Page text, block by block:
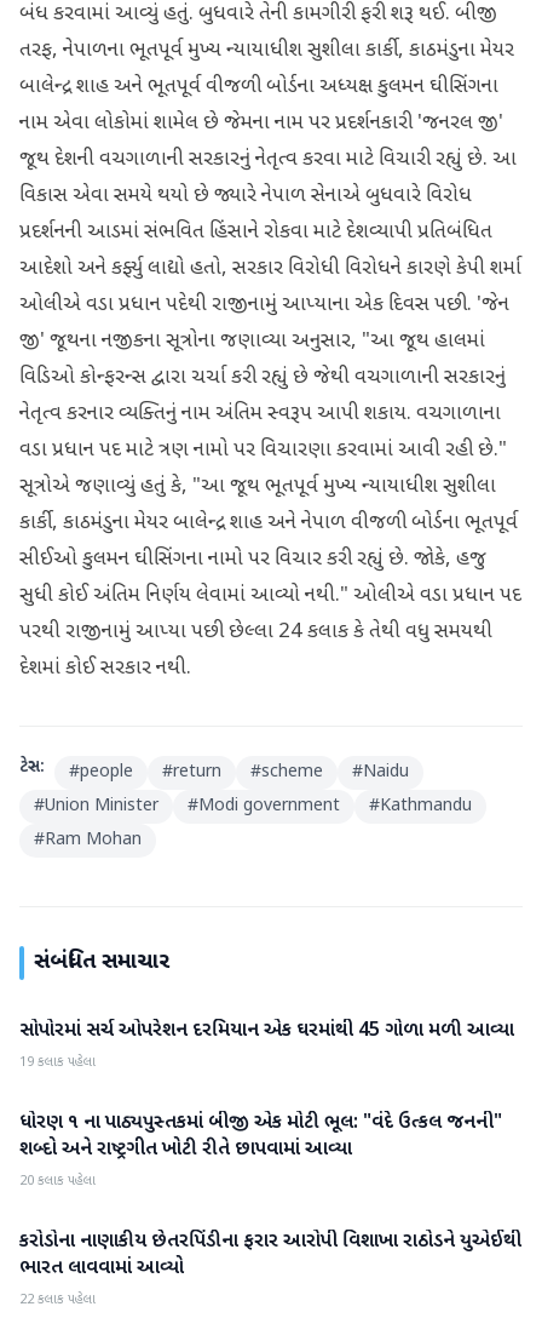
બંધ કરવામાં આવ્યું હતું. બુધવારે તેની કામગીરી ફરી શરૂ થઈ. બીજી
તરફ, નેપાળના ભૂતપૂર્વ મુખ્ય ન્યાયાધીશ સુશીલા કાર્કી, કાઠમંડુના મેયર
બાલેન્દ્ર શાહ અને ભૂતપૂર્વ વીજળી બોર્ડના અધ્યક્ષ કુલમન ઘીસિંગના
નામ એવા લોકોમાં શામેલ છે જેમના નામ પર પ્રદર્શનકારી 'જનરલ જી'
જૂથ દેશની વચગાળાની સરકારનું નેતૃત્વ કરવા માટે વિચારી રહ્યું છે. આ
વિકાસ એવા સમયે થયો છે જ્યારે નેપાળ સેનાએ બુધવારે વિરોધ
પ્રદર્શનની આડમાં સંભવિત હિંસાને રોકવા માટે દેશવ્યાપી પ્રતિબંધિત
આદેશો અને કર્ફ્યુ લાદ્યો હતો, સરકાર વિરોધી વિરોધને કારણે કેપી શર્મા
ઓલીએ વડા પ્રધાન પદેથી રાજીનામું આપ્યાના એક દિવસ પછી. 'જેન
જી' જૂથના નજીકના સૂત્રોના જણાવ્યા અનુસાર, "આ જૂથ હાલમાં
વિડિઓ કોન્ફરન્સ દ્વારા ચર્ચા કરી રહ્યું છે જેથી વચગાળાની સરકારનું
નેતૃત્વ કરનાર વ્યક્તિનું નામ અંતિમ સ્વરૂપ આપી શકાય. વચગાળાના
વડા પ્રધાન પદ માટે ત્રણ નામો પર વિચારણા કરવામાં આવી રહી છે."
સૂત્રોએ જણાવ્યું હતું કે, "આ જૂથ ભૂતપૂર્વ મુખ્ય ન્યાયાધીશ સુશીલા
કાર્કી, કાઠમંડુના મેયર બાલેન્દ્ર શાહ અને નેપાળ વીજળી બોર્ડના ભૂતપૂર્વ
સીઈઓ કુલમન ઘીસિંગના નામો પર વિચાર કરી રહ્યું છે. જોકે, હજુ
સુધી કોઈ અંતિમ નિર્ણય લેવામાં આવ્યો નથી." ઓલીએ વડા પ્રધાન પદ
પરથી રાજીનામું આપ્યા પછી છેલ્લા 24 કલાક કે તેથી વધુ સમયથી
દેશમાં કોઈ સરકાર નથી.
ટેગ્સ: #people #return #scheme #Naidu
#Union Minister #Modi government #Kathmandu
#Ram Mohan
સંબંધિત સમાચાર
રાષ્ટ્રીય
સોપોરમાં સર્ચ ઓપરેશન દરમિયાન એક ઘરમાંથી 45 ગોળા મળી આવ્યા
19 કલાક પહેલા
રાષ્ટ્રીય
ધોરણ ૧ ના પાઠ્યપુસ્તકમાં બીજી એક મોટી ભૂલ: "વંદે ઉત્કલ જનની"
શબ્દો અને રાષ્ટ્રગીત ખોટી રીતે છાપવામાં આવ્યા
20 કલાક પહેલા
રાષ્ટ્રીય
કરોડોના નાણાકીય છેતરપિંડીના ફરાર આરોપી વિશાખા રાઠોડને યુએઈથી
ભારત લાવવામાં આવ્યો
22 કલાક પહેલા